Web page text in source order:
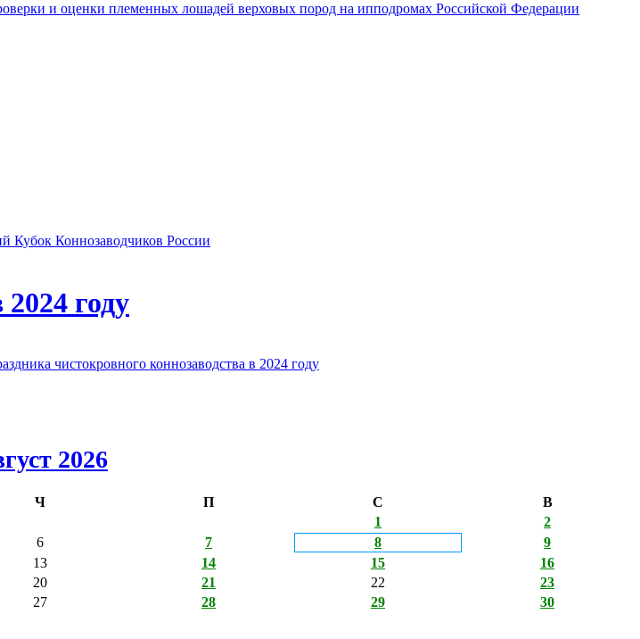
и оценки племенных лошадей верховых пород на ипподромах Российской Федерации
Кубок Коннозаводчиков России
году
чистокровного коннозаводства в 2024 году
2026
Ч П С
В
1
2
6 7 8
9
13 14 15
16
20 21 22
23
27 28 29
30